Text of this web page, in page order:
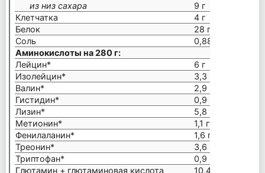
из низ сахара
9 г
Клетчатка
4 г
Белок
28 г
Соль
0,88 г
Аминокислоты на 280 г:
Лейцин*
6 г
Изолейцин*
3,3 г
Валин*
2,9 г
Гистидин*
0,9 г
Лизин*
5,8 г
Метионин*
1,1 г
Фенилаланин*
1,6 г
Треонин*
3,6 г
Триптофан*
0,9 г
Глютамин + глютаминовая кислота
10,4 г